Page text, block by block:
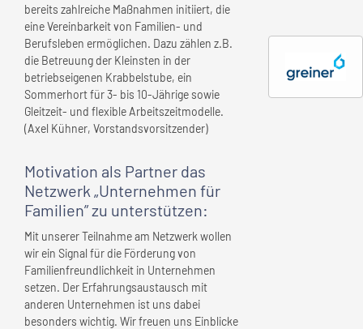
bereits zahlreiche Maßnahmen initiiert, die
eine Vereinbarkeit von Familien- und
Berufsleben ermöglichen. Dazu zählen z.B.
die Betreuung der Kleinsten in der
betriebseigenen Krabbelstube, ein
Sommerhort für 3- bis 10-Jährige sowie
Gleitzeit- und flexible Arbeitszeitmodelle.
(Axel Kühner, Vorstandsvorsitzender)
Motivation als Partner das
Netzwerk „Unternehmen für
Familien” zu unterstützen:
Mit unserer Teilnahme am Netzwerk wollen
wir ein Signal für die Förderung von
Familienfreundlichkeit in Unternehmen
setzen. Der Erfahrungsaustausch mit
anderen Unternehmen ist uns dabei
besonders wichtig. Wir freuen uns Einblicke